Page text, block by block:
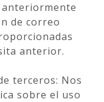
de correo
anterior.
terceros: Nos
sobre el uso